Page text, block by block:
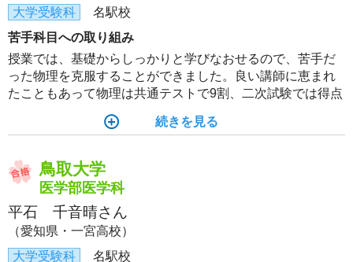
大学受験科
名駅校
苦手科目への取り組み
授業では、基礎からしっかりと学びなおせるので、苦手だ
った物理を克服することができました。良い講師に恵まれ
たこともあって物理は共通テストで9割、二次試験では得点
目を得点源に変えられる環境があります。頑張ってくださ
続きを見る
鳥取大学
医学部医学科
平石 千音晴さん
（愛知県・一宮高校）
大学受験科
名駅校